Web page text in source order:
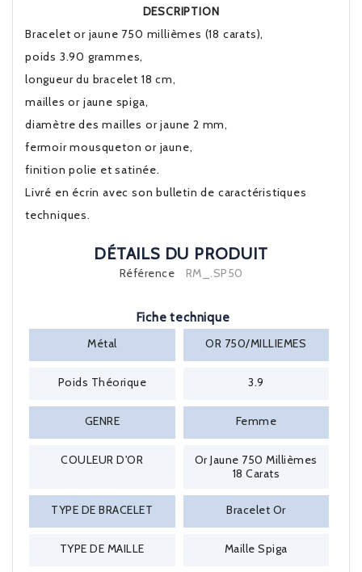
DESCRIPTION
Bracelet or jaune 750 millièmes (18 carats),
poids 3.90 grammes,
longueur du bracelet 18 cm,
mailles or jaune spiga,
diamètre des mailles or jaune 2 mm,
fermoir mousqueton or jaune,
finition polie et satinée.
Livré en écrin avec son bulletin de caractéristiques
techniques.
DÉTAILS DU PRODUIT
Référence RM_.SP50
Fiche technique
Métal
OR 750/MILLIEMES
Poids Théorique 3.9
GENRE Femme
COULEUR D'OR
Or Jaune 750 Millièmes
18 Carats
TYPE DE BRACELET Bracelet Or
TYPE DE MAILLE Maille Spiga